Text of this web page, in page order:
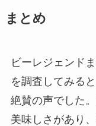
まとめ
ビーレジェンド
を調査してみる
絶賛の声でした
美味しさがあり